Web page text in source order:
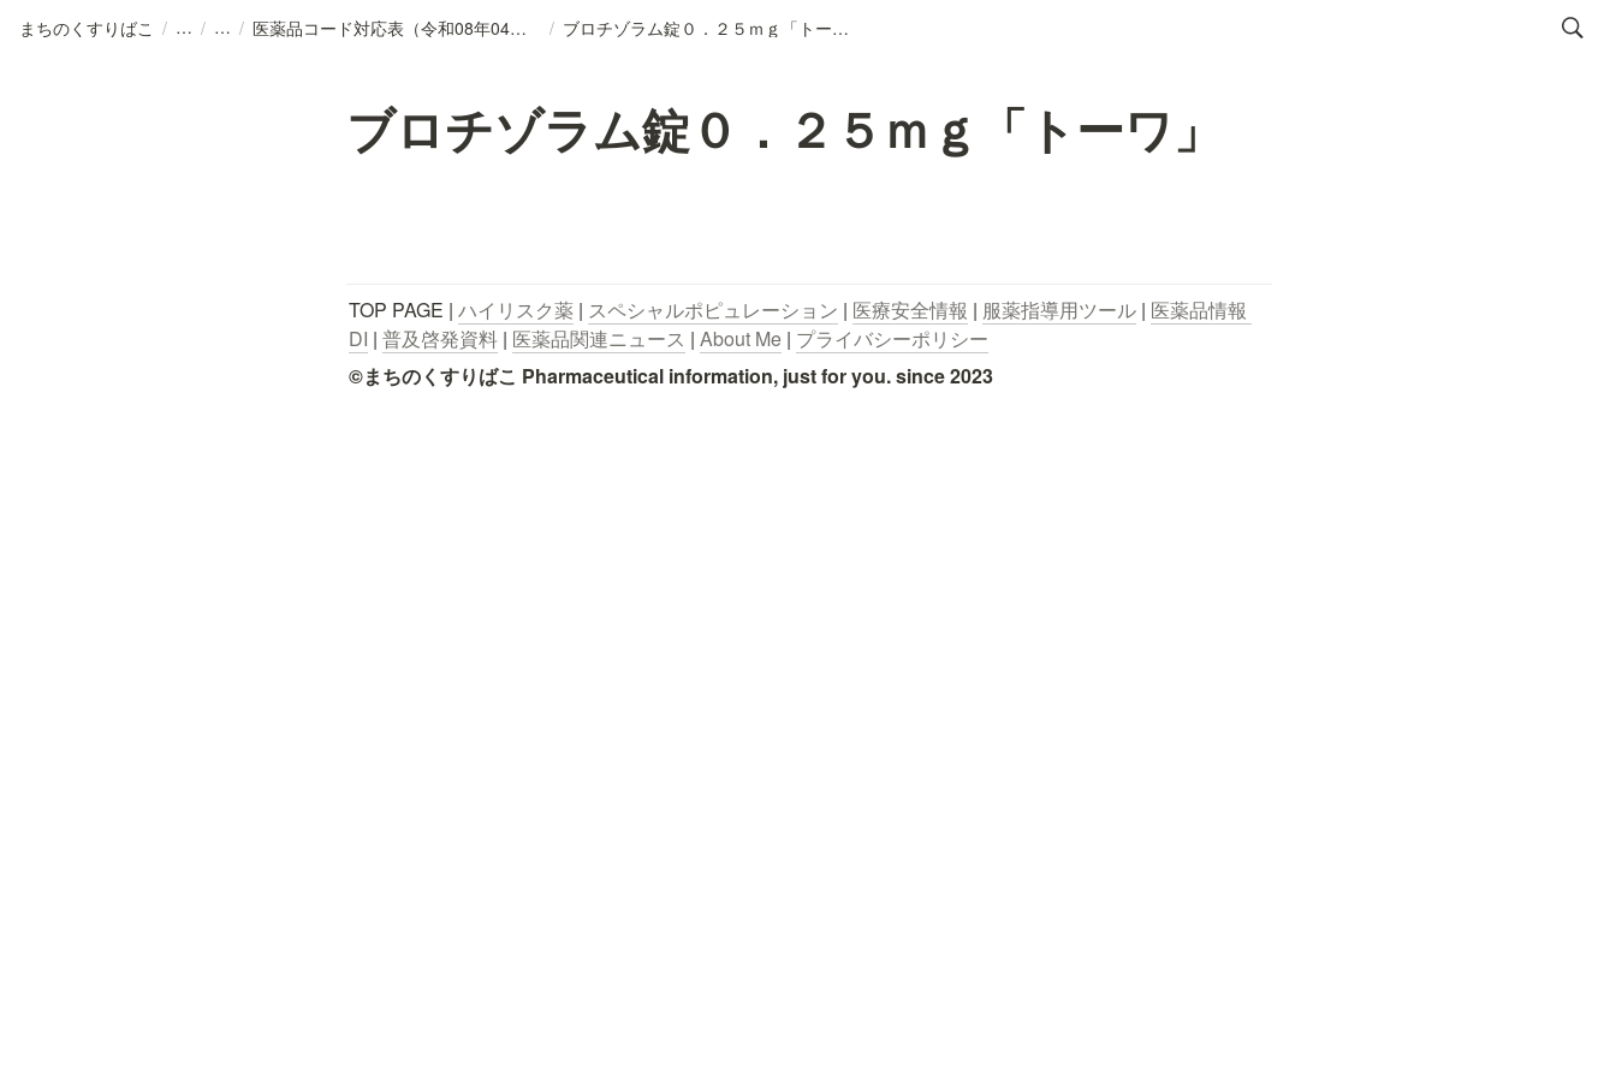
まちのくすりばこ / / / 医薬品コード対応表（令和08年04月01日公開版）.csv / ブロチゾラム錠０．２５ｍｇ「トーワ」
ブロチゾラム錠０．２５ｍｇ「トーワ」
TOP PAGE | ハイリスク薬 | スペシャルポピュレーション | 医療安全情報 | 服薬指導用ツール | 医薬品情報
DI | 普及啓発資料 | 医薬品関連ニュース | About Me | プライバシーポリシー
©まちのくすりばこ Pharmaceutical information, just for you. since 2023